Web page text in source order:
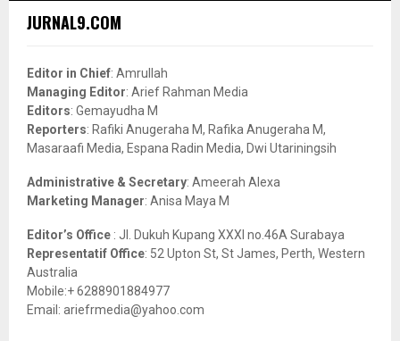
h
o
r
:
JURNAL9.COM
Editor in Chief: Amrullah
Managing Editor: Arief Rahman Media
Editors: Gemayudha M
Reporters: Rafiki Anugeraha M, Rafika Anugeraha M,
Masaraafi Media, Espana Radin Media, Dwi Utariningsih
Administrative & Secretary: Ameerah Alexa
Marketing Manager: Anisa Maya M
Editor’s Office : Jl. Dukuh Kupang XXXI no.46A Surabaya
Representatif Office: 52 Upton St, St James, Perth, Western
Australia
Mobile:+ 6288901884977
Email: ariefrmedia@yahoo.com